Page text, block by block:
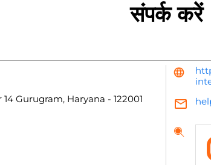
संपर्क करें
14 Gurugram, Haryana - 122001